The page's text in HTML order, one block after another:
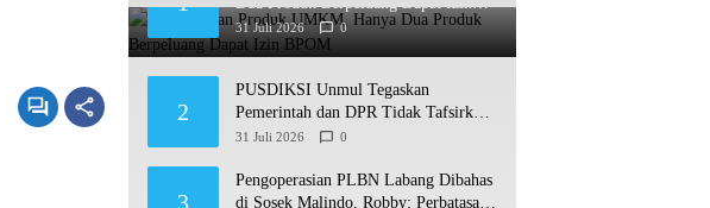
BPOM
31 Juli 2026 0
2
PUSDIKSI Unmul Tegaskan
Pemerintah dan DPR Tidak Tafsirkan
Putusan MK Soal MBG Sesuka Hati
31 Juli 2026 0
3
Pengoperasian PLBN Labang Dibahas
di Sosek Malindo, Robby: Perbatasan